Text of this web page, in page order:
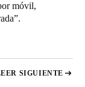
móvil,
SIGUIENTE